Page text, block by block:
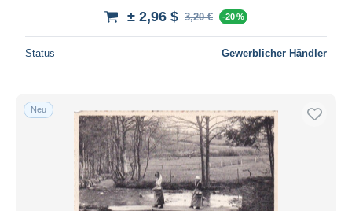
± 2,96 $ 3,20 € -20 %
Status Gewerblicher Händler
Neu